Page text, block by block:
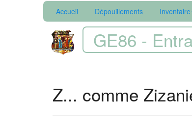
Accueil Dépouillements Inventaire
GE86 -
Z... comme